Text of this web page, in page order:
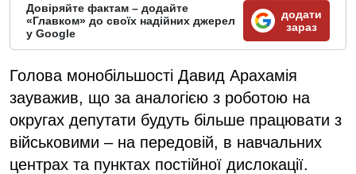
Довіряйте фактам – додайте
«Главком» до своїх надійних джерел
у Google
додати
зараз
Голова монобільшості Давид Арахамія
зауважив, що за аналогією з роботою на
округах депутати будуть більше працювати з
військовими – на передовій, в навчальних
центрах та пунктах постійної дислокації.